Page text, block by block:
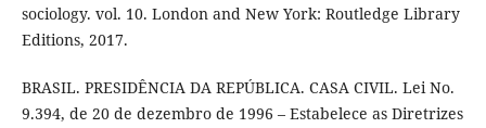
sociology. vol. 10. London and New York: Routledge Library
Editions, 2017.
BRASIL. PRESIDÊNCIA DA REPÚBLICA. CASA CIVIL. Lei No.
9.394, de 20 de dezembro de 1996 – Estabelece as Diretrizes